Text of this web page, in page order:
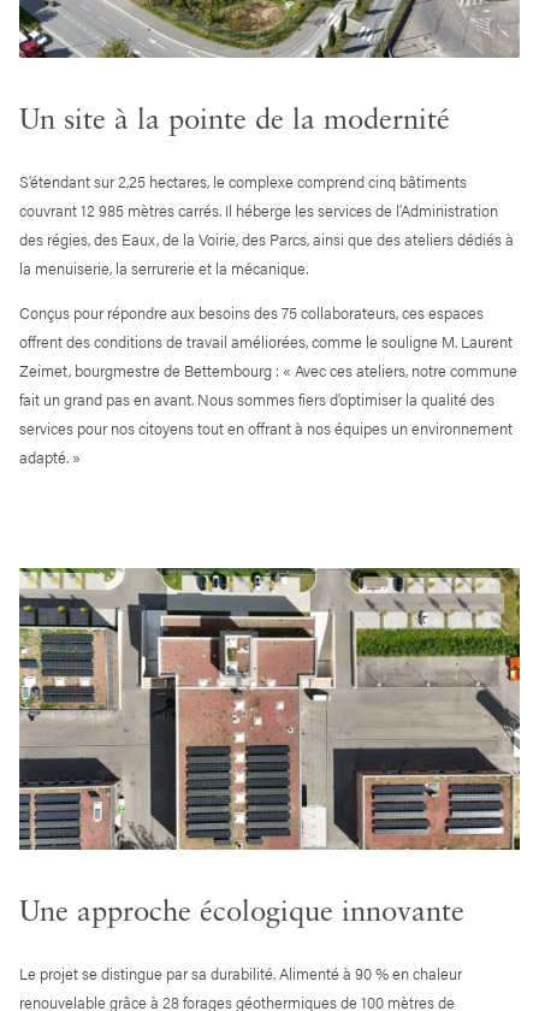
Un site à la pointe de la modernité
S’étendant sur 2,25 hectares, le complexe comprend cinq bâtiments
couvrant 12 985 mètres carrés. Il héberge les services de l’Administration
des régies, des Eaux, de la Voirie, des Parcs, ainsi que des ateliers dédiés à
la menuiserie, la serrurerie et la mécanique.
Conçus pour répondre aux besoins des 75 collaborateurs, ces espaces
offrent des conditions de travail améliorées, comme le souligne M. Laurent
Zeimet, bourgmestre de Bettembourg : « Avec ces ateliers, notre commune
fait un grand pas en avant. Nous sommes fiers d’optimiser la qualité des
services pour nos citoyens tout en offrant à nos équipes un environnement
adapté. »
Une approche écologique innovante
Le projet se distingue par sa durabilité. Alimenté à 90 % en chaleur
renouvelable grâce à 28 forages géothermiques de 100 mètres de